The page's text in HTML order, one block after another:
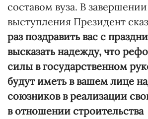
составом вуза. В
выступления Президент
раз поздравить вас с
высказать надежду, что
силы в государственном
будут иметь в вашем лице
союзников в реализации
в отношении строительства